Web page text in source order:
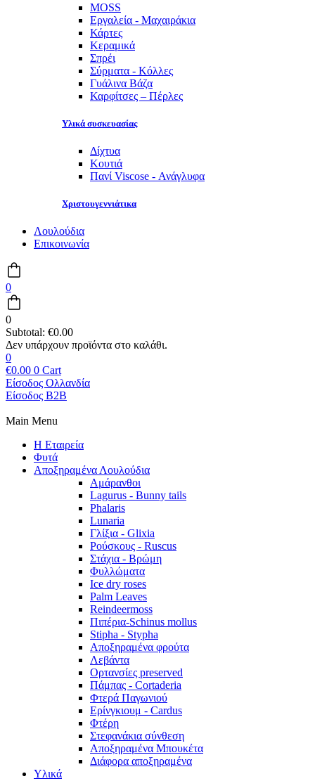
MOSS
Εργαλεία - Μαχαιράκια
Κάρτες
Κεραμικά
Σπρέι
Σύρματα - Κόλλες
Γυάλινα Βάζα
Καρφίτσες – Πέρλες
Υλικά συσκευασίας
Δίχτυα
Κουτιά
Πανί Viscose - Ανάγλυφα
Χριστουγεννιάτικα
Λουλούδια
Επικοινωνία
0
0
Subtotal: €0.00
0
€0.00 0 Cart
Είσοδος Ολλανδία
Είσοδος B2B
Main Menu
Η Εταιρεία
Φυτά
Αποξηραμένα Λουλούδια
Αμάρανθοι
Lagurus - Bunny tails
Phalaris
Lunaria
Γλίξια - Glixia
Ρούσκους - Ruscus
Στάχια - Βρώμη
Φυλλώματα
Ice dry roses
Palm Leaves
Reindeermoss
Πιπέρια-Schinus mollus
Stipha - Stypha
Αποξηραμένα φρούτα
Λεβάντα
Ορτανσίες preserved
Πάμπας - Cortaderia
Φτερά Παγωνιού
Ερίνγκιουμ - Cardus
Φτέρη
Στεφανάκια σύνθεση
Αποξηραμένα Μπουκέτα
Διάφορα αποξηραμένα
Υλικά